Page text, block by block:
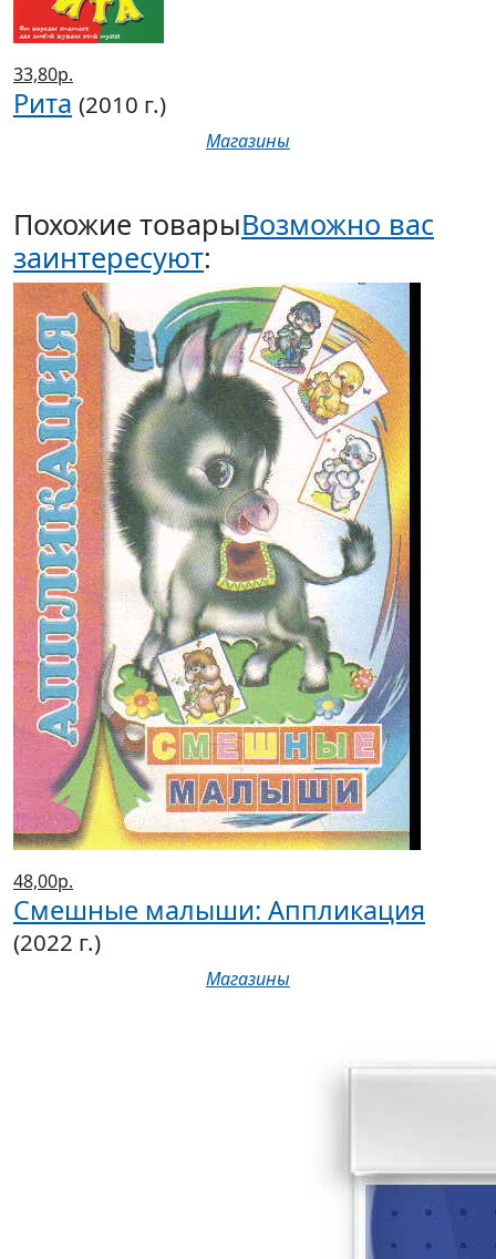
33,80р.
Рита (2010 г.)
Магазины
Похожие товарыВозможно вас
заинтересуют:
48,00р.
Смешные малыши: Аппликация
(2022 г.)
Магазины